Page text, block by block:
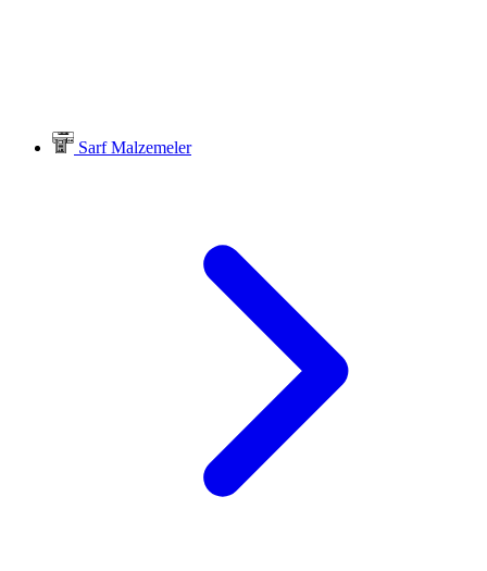
Sarf Malzemeler